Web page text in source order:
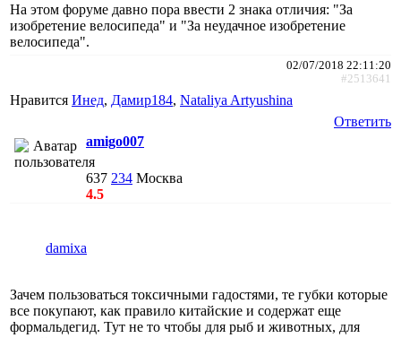
На этом форуме давно пора ввести 2 знака отличия: "За
изобретение велосипеда" и "За неудачное изобретение
велосипеда".
02/07/2018 22:11:20
#2513641
Нравится Инед, Дамир184, Nataliya Artyushina
Ответить
amigo007
637 234 Москва
4.5
damixa
Зачем пользоваться токсичными гадостями, те губки которые
все покупают, как правило китайские и содержат еще
формальдегид. Тут не то чтобы для рыб и животных, для